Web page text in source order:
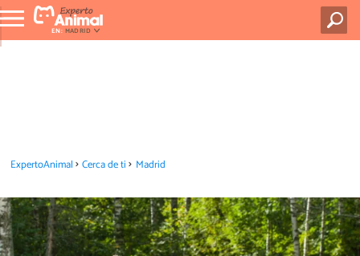
EN: MADRID
ExpertoAnimal Cerca de ti Madrid